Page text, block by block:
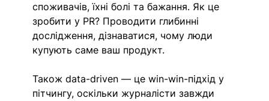
споживачів, їхні болі та бажання. Як це
зробити у PR? Проводити глибинні
дослідження, дізнаватися, чому люди
купують саме ваш продукт.
Також data-driven — це win-win-підхід у
пітчингу, оскільки журналісти завжди